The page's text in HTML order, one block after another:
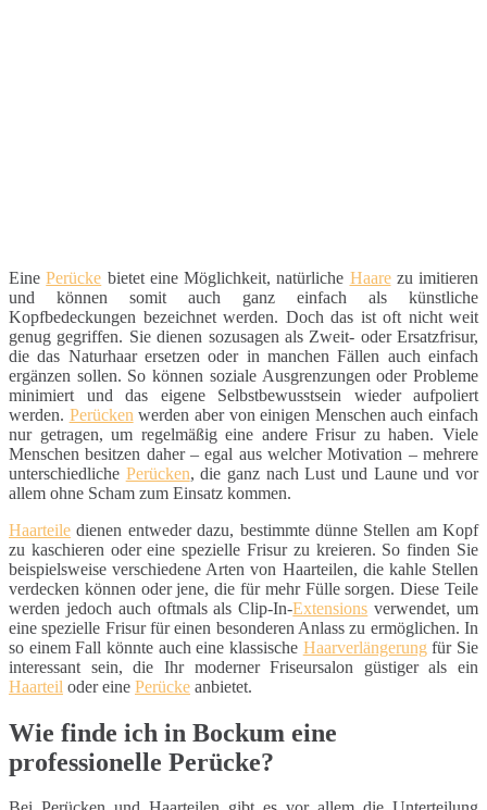
EinePerücke bietet eine Möglichkeit, natürliche Haarezu imitieren
und können somit auch ganz einfach als künstliche
Kopfbedeckungen bezeichnet werden. Doch das ist oft nicht weit
genug gegriffen. Sie dienen sozusagen als Zweit- oder Ersatzfrisur,
die das Naturhaar ersetzen oder in manchen Fällen auch einfach
ergänzen sollen. So können soziale Ausgrenzungen oder Probleme
minimiert und das eigene Selbstbewusstsein wieder aufpoliert
werden. Perücken werden aber von einigen Menschen auch einfach
nur getragen, um regelmäßig eine andere Frisur zu haben. Viele
Menschen besitzen daher – egal aus welcher Motivation – mehrere
unterschiedliche Perücken, die ganz nach Lust und Laune und vor
allem ohne Scham zum Einsatz kommen.
Haarteile dienen entweder dazu, bestimmte dünne Stellen am Kopf
zu kaschieren oder eine spezielle Frisur zu kreieren. So finden Sie
beispielsweise verschiedene Arten von Haarteilen, die kahle Stellen
verdecken können oder jene, die für mehr Fülle sorgen. Diese Teile
werden jedoch auch oftmals als Clip-In-Extensions verwendet, um
eine spezielle Frisur für einen besonderen Anlass zu ermöglichen. In
so einem Fall könnte auch eine klassische Haarverlängerung für Sie
interessant sein, die Ihr moderner Friseursalon güstiger als ein
Haarteil oder eine Perücke anbietet.
Wie finde ich in Bockum eine
professionelle Perücke?